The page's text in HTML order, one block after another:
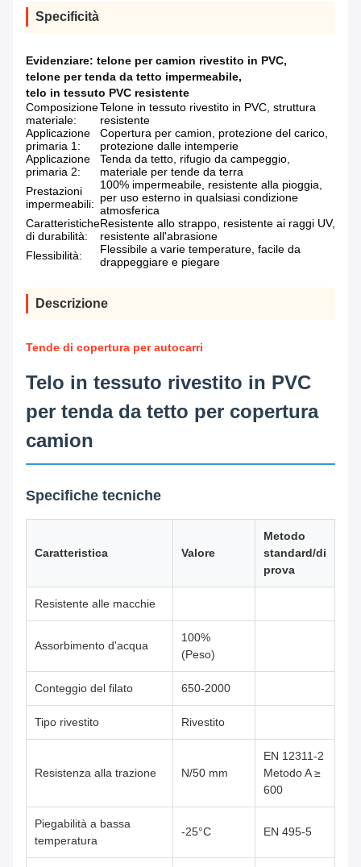
Specificità
Evidenziare: telone per camion rivestito in PVC,
telone per tenda da tetto impermeabile,
telo in tessuto PVC resistente
Composizione
materiale:
Telone in tessuto rivestito in PVC, struttura
resistente
Applicazione
primaria 1:
Copertura per camion, protezione del carico,
protezione dalle intemperie
Applicazione
primaria 2:
Tenda da tetto, rifugio da campeggio,
materiale per tende da terra
Prestazioni
impermeabili:
100% impermeabile, resistente alla pioggia,
per uso esterno in qualsiasi condizione
atmosferica
Caratteristiche
di durabilità:
Resistente allo strappo, resistente ai raggi UV,
resistente all'abrasione
Flessibilità:
Flessibile a varie temperature, facile da
drappeggiare e piegare
Descrizione
Tende di copertura per autocarri
Telo in tessuto rivestito in PVC
per tenda da tetto per copertura
camion
Specifiche tecniche
Caratteristica Valore
Metodo
standard/di
prova
Resistente alle macchie
Assorbimento d'acqua
100%
(Peso)
Conteggio del filato 650-2000
Tipo rivestito Rivestito
Resistenza alla trazione N/50 mm
EN 12311-2
Metodo A ≥
600
Piegabilità a bassa
temperatura
-25°C EN 495-5